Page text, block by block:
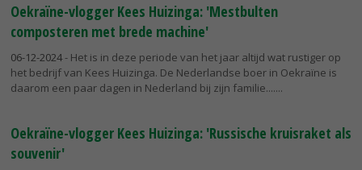
Oekraïne-vlogger Kees Huizinga: 'Mestbulten
composteren met brede machine'
06-12-2024- Het is in deze periode van het jaar altijd wat rustiger op
het bedrijf van Kees Huizinga. De Nederlandse boer in Oekraïne is
daarom een paar dagen in Nederland bij zijn familie....
Oekraïne-vlogger Kees Huizinga: 'Russische kruisraket als
souvenir'